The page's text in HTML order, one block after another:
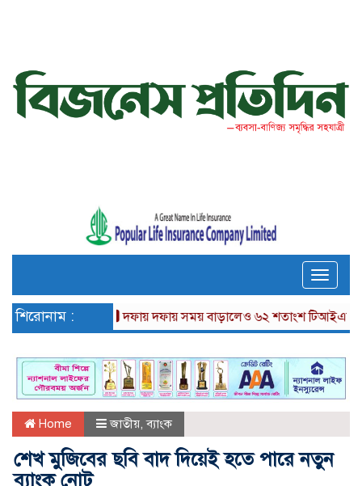
Toggle
শিরোনাম : দফায় দফায় সময় বাড়ালেও ৬২ শতাংশ টিআইএনধারী
Home জাতীয় ,ব্যাংক
শেখ মুজিবের ছবি বাদ দিয়েই হতে পারে নতুন
ব্যাংক নোট